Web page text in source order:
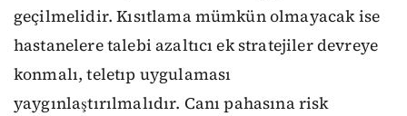
geçilmelidir. Kısıtlama mümkün olmayacak ise
hastanelere talebi azaltıcı ek stratejiler devreye
konmalı, teletıp uygulaması
yaygınlaştırılmalıdır. Canı pahasına risk